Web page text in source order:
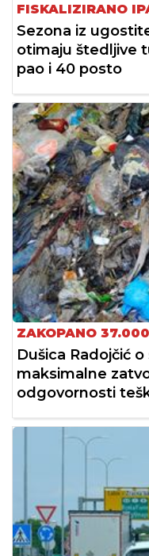
FISKALIZIRANO
Sezona iz
otimaju štedljive
pao i 40 posto
ZAKOPANO
Dušica Radojčić
maksimalne
odgovornosti